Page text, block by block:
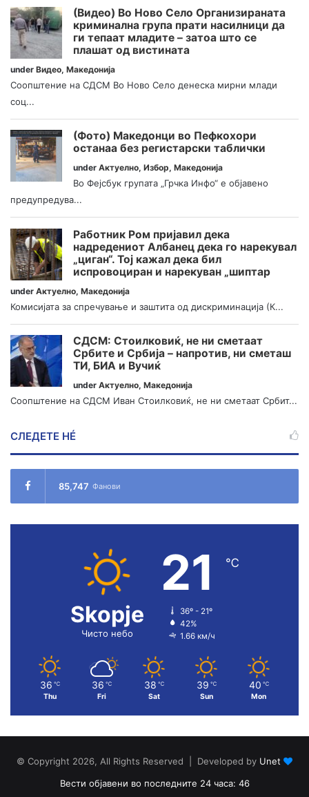
(Видео) Во Ново Село Организираната
криминална група прати насилници да
ги тепаат младите – затоа што се
плашат од вистината
under Видео, Македонија
Соопштение на СДСМ Во Ново Село денеска мирни млади
соц...
(Фото) Македонци во Пефкохори
останаа без регистарски таблички
under Актуелно, Избор, Македонија
Во Фејсбук групата „Грчка Инфо“ е објавено
предупредува...
Работник Ром пријавил дека
надредениот Албанец дека го нарекувал
„циган“. Тој кажал дека бил
испровоциран и нарекуван „шиптар
under Актуелно, Македонија
Комисијата за спречување и заштита од дискриминација (К...
СДСМ: Стоилковиќ, не ни сметаат
Србите и Србија – напротив, ни сметаш
ТИ, БИА и Вучиќ
under Актуелно, Македонија
Соопштение на СДСМ Иван Стоилковиќ, не ни сметаат Србит...
СЛЕДЕТЕ НÉ
85,747 Фанови
Skopje
Чисто небо
21 ℃
36º - 21º
42%
1.66 км/ч
36 ℃
Thu
36 ℃
Fri
38 ℃
Sat
39 ℃
Sun
40 ℃
Mon
© Copyright 2026, All Rights Reserved | Developed by Unet
Вести објавени во последните 24 часа: 46